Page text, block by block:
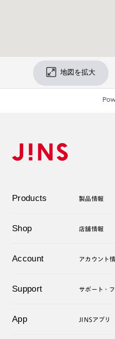
地図を拡大
Products 製品情報
サングラス
コンタクトレンズ
アクセサリー
Shop 店舗情報
オンラインショップ
Account アカウント
ログアウト
Support サポート・
よくあるご質問
App JINSアプリ